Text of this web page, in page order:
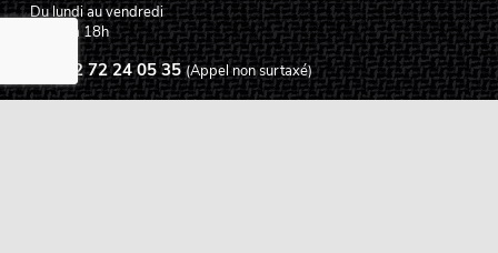
Du lundi au vendredi
De 9h à 18h
02 72 24 05 35 (Appel non surtaxé)